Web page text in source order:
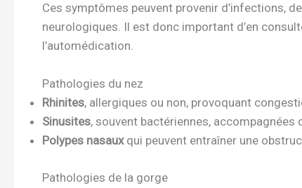
Ces symptômes peuvent provenir d’infections,
neurologiques. Il est donc important d’en
l’automédication.
Pathologies du nez
Rhinites, allergiques ou non, provoquant
Sinusites, souvent bactériennes, accompagnées
Polypes nasauxqui peuvent entraîner une
Pathologies de la gorge